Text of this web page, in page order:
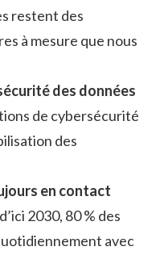
restent des
à mesure que nous
des données
de cybersécurité
des
en contact
2030, 80 % des
avec